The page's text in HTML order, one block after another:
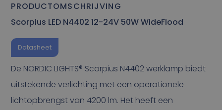
PRODUCTOMSCHRIJVING
Scorpius LED N4402 12-24V 50W WideFlood
Datasheet
De NORDIC LIGHTS® Scorpius N4402 werklamp biedt
uitstekende verlichting met een operationele
lichtopbrengst van 4200 lm. Het heeft een